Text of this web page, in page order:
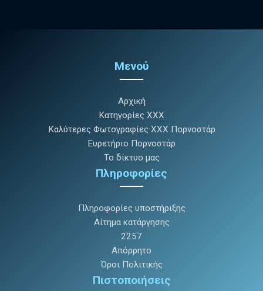
Μενού
Αρχική
Κατηγορίες XXX
Καλύτερες Φωτογραφίες XXX Πορνοστάρ
Ευρετήριο Πορνοστάρ
Το δίκτυο μας
Πληροφορίες
Πληροφορίες υποστήριξης
Αίτημα κατάργησης
2257
Απόρρητο
Όροι Πολιτικής
Πιστοποιήσεις